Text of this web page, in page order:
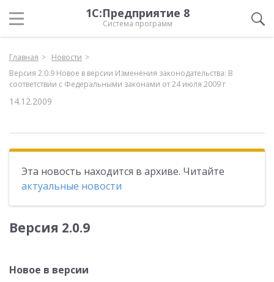
1С:Предприятие 8
Система программ
Главная
Новости
Версия 2.0.9 Новое в версии Изменения законодательства: В
соответствии с Федеральными законами от 24 июля 2009 г
14.12.2009
Эта новость находится в архиве. Читайте
актуальные новости
Версия 2.0.9
Новое в версии